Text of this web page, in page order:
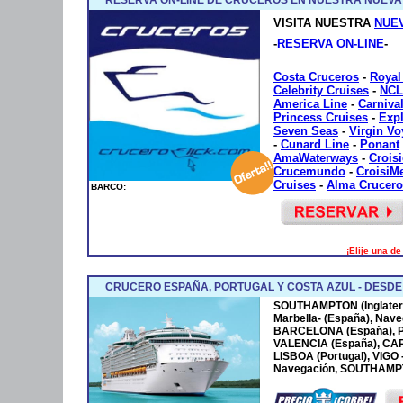
BARCO:
VISITA NUESTRA
-RESERVA ON-LINE-
Costa Cruceros -
Celebrity Cruises - NCL
America Line -
Princess Cruises -
Seven Seas - Virgin
- Cunard Line - Ponant
AmaWaterways -
Crucemundo -
Cruises - Alma
¡Elije una
CRUCERO ESPAÑA, PORTUGAL Y COSTA AZUL -
SOUTHAMPTON
Marbella- (España),
BARCELONA (España),
VALENCIA (España),
LISBOA (Portugal),
Navegación,